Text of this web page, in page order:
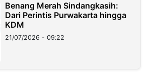
Benang Merah Sindangkasih:
Dari Perintis Purwakarta hingga
KDM
21/07/2026 - 09:22